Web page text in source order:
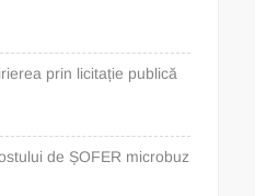
prin licitație publică
de ȘOFER microbuz